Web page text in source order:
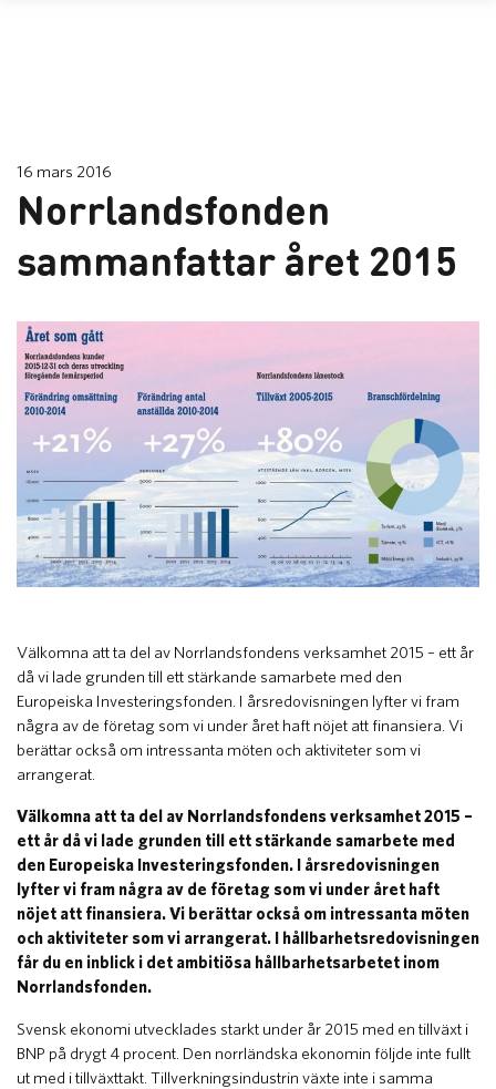
16 mars 2016
Norrlandsfonden
sammanfattar året 2015
​Välkomna att ta del av Norrlandsfondens verksamhet 2015 – ett år
då vi lade grunden till ett stärkande samarbete med den
Europeiska Investeringsfonden. I årsredovisningen lyfter vi fram
några av de företag som vi under året haft nöjet att finansiera. Vi
berättar också om intressanta möten och aktiviteter som vi
arrangerat.
Välkomna att ta del av Norrlandsfondens verksamhet 2015 –
ett år då vi lade grunden till ett stärkande samarbete med
den Europeiska Investeringsfonden. I årsredovisningen
lyfter vi fram några av de företag som vi under året haft
nöjet att finansiera. Vi berättar också om intressanta möten
och aktiviteter som vi arrangerat. I hållbarhetsredovisningen
får du en inblick i det ambitiösa hållbarhetsarbetet inom
Norrlandsfonden.
Svensk ekonomi utvecklades starkt under år 2015 med en tillväxt i
BNP på drygt 4 procent. Den norrländska ekonomin följde inte fullt
ut med i tillväxttakt. Tillverkningsindustrin växte inte i samma